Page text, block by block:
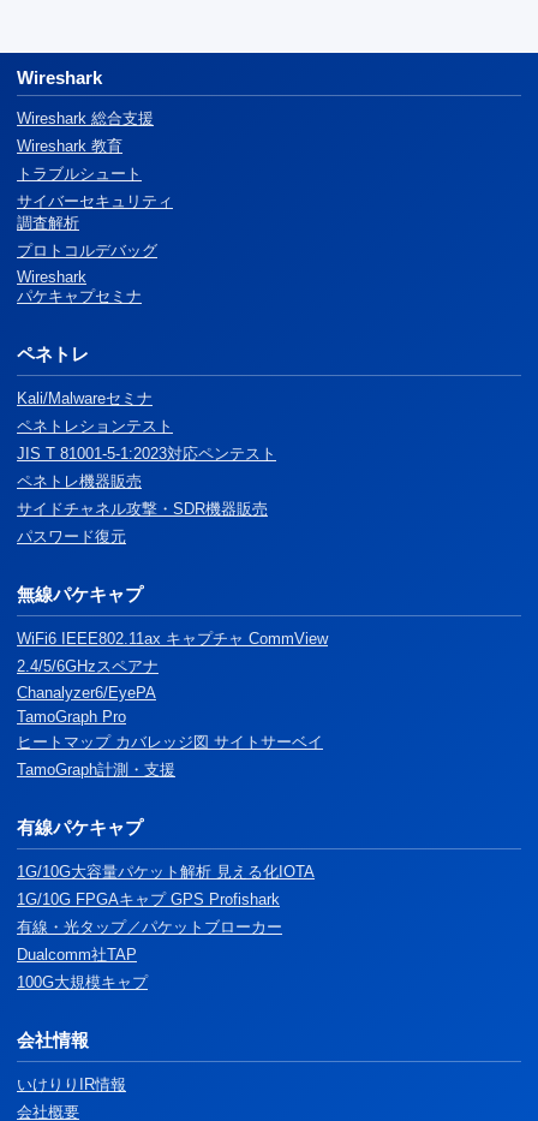
Wireshark
Wireshark 総合支援
Wireshark 教育
トラブルシュート
サイバーセキュリティ
調査解析
プロトコルデバッグ
Wireshark
パケキャプセミナ
ペネトレ
Kali/Malwareセミナ
ペネトレションテスト
JIS T 81001-5-1:2023対応ペンテスト
ペネトレ機器販売
サイドチャネル攻撃・SDR機器販売
パスワード復元
無線パケキャプ
WiFi6 IEEE802.11ax キャプチャ CommView
2.4/5/6GHzスペアナ
Chanalyzer6/EyePA
TamoGraph Pro
ヒートマップ カバレッジ図 サイトサーベイ
TamoGraph計測・支援
有線パケキャプ
1G/10G大容量パケット解析 見える化IOTA
1G/10G FPGAキャプ GPS Profishark
有線・光タップ／パケットブローカー
Dualcomm社TAP
100G大規模キャプ
会社情報
いけりりIR情報
会社概要